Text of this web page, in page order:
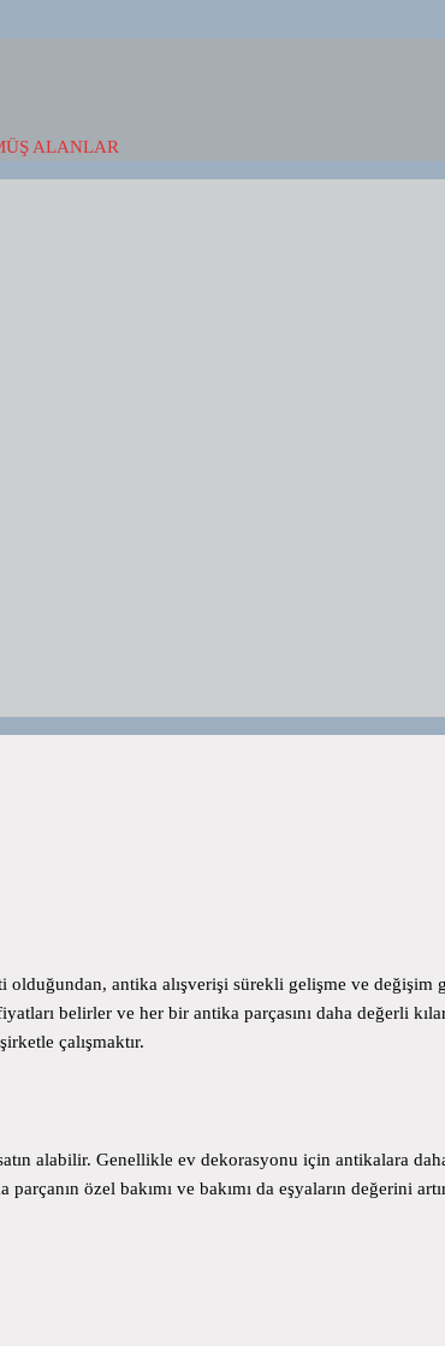
ALANLAR
antika alışverişi sürekli gelişme ve değişim
belirler ve her bir antika parçasını daha değerli
çalışmaktır.
alabilir. Genellikle ev dekorasyonu için antikalara
özel bakımı ve bakımı da eşyaların değerini